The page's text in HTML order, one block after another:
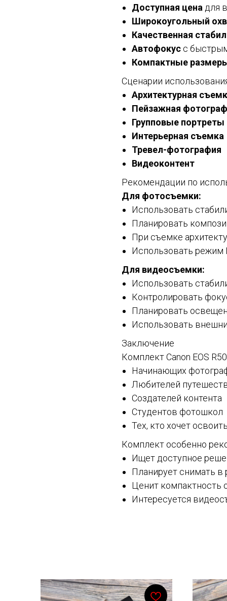
Доступная ценадля
Широкоугольный
Качественная
Автофокус с
Компактные
Сценарии
Архитектурная
Пейзажная
Групповые портреты
Интерьерная съемка
Тревел-фотография
Видеоконтент
Рекомендации по
Для фотосъемки:
Использовать
Планировать
При съемке
Использовать режим
Для видеосъемки:
Использовать
Контролировать
Планировать
Использовать
Заключение
Комплект Canon EOS
Начинающих
Любителей
Создателей контента
Студентов фотошкол
Тех, кто хочет
Комплект особенно
Ищет доступное
Планирует снимать в
Ценит компактность
Интересуется